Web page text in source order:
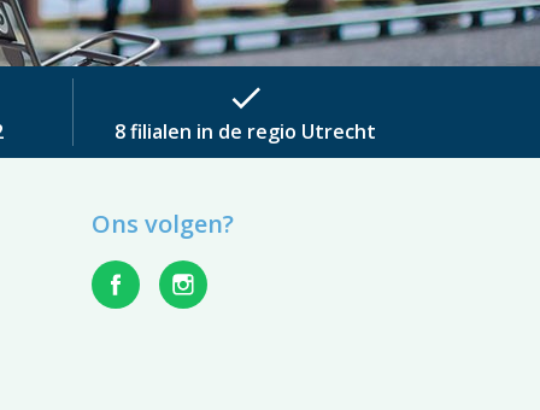
check
8 filialen in de regio Utrecht
Ons volgen?